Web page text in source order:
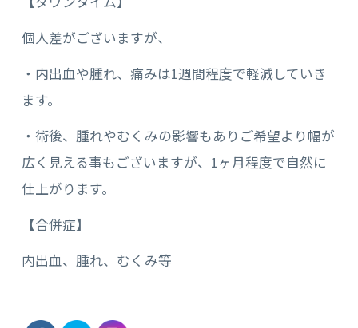
個人差がございますが、
・内出血や腫れ、痛みは1週間程度で軽減していき
ます。
・術後、腫れやむくみの影響もありご希望より幅が
広く見える事もございますが、1ヶ月程度で自然に
仕上がります。
【合併症】
内出血、腫れ、むくみ等